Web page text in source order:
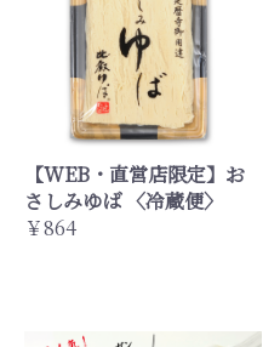
【WEB・直営店限定】お
さしみゆば 〈冷蔵便〉
￥864